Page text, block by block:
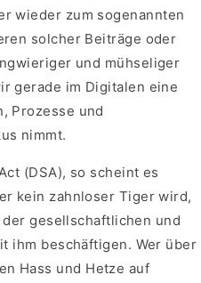
wieder zum sogenannten
solcher Beiträge oder
und mühseliger
gerade im Digitalen eine
Prozesse und
nimmt.
(DSA), so scheint es
kein zahnloser Tiger wird,
gesellschaftlichen und
ihm beschäftigen. Wer über
Hass und Hetze auf